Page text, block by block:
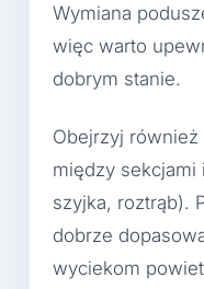
Wymiana
więc warto
dobrym stanie.
Obejrzyj również
między sekcjami
szyjka, roztrąb).
dobrze
wyciekom